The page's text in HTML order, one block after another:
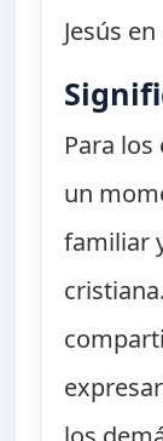
Jesús
Para
un
familiar